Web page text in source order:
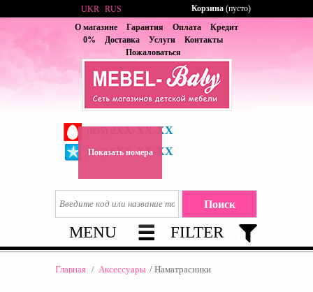
О магазине Гарантия Оплата
Кредит
0%
Доставка Услуги
Контакты
Пожаловаться
2XX-XX-XX
(067) 6XX-XX-XX
Показать номера
UKR RUS Корзина (пусто)
MENU FILTER
Главная / Аксессуары / Наматрасники